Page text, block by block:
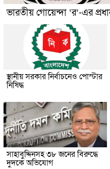
ভারতীয় গোয়েন্দা ‘র’-এর
স্থানীয় সরকার নির্বাচনেও পোস্টার
নিষিদ্ধ
সাহাবুদ্দিনসহ ৩৮ জনের বিরুদ্ধে
দুদকে অভিযোগ